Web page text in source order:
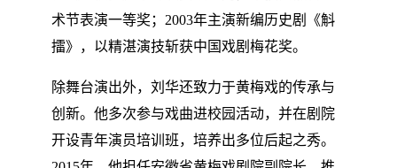
术节表演一等奖；2003年主演新编历史剧《斛
擂》，以精湛演技斩获中国戏剧梅花奖。
除舞台演出外，刘华还致力于黄梅戏的传承与
创新。他多次参与戏曲进校园活动，并在剧院
开设青年演员培训班，培养出多位后起之秀。